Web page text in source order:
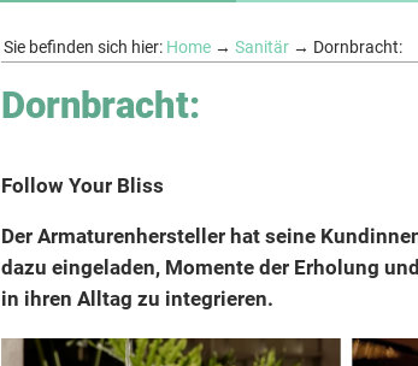
Sie befinden sich hier: Home → Sanitär → Dornbracht:
Dornbracht:
Follow Your Bliss
Der Armaturenhersteller hat seine
dazu eingeladen, Momente der Erholung
in ihren Alltag zu integrieren.